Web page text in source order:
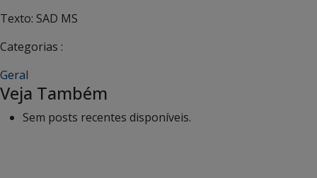
Texto: SAD MS
Categorias :
Geral
Veja Também
Sem posts recentes disponíveis.